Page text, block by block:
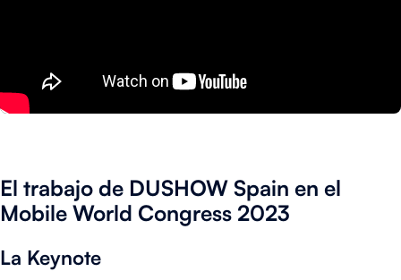
El trabajo de DUSHOW Spain en el
Mobile World Congress 2023
La Keynote